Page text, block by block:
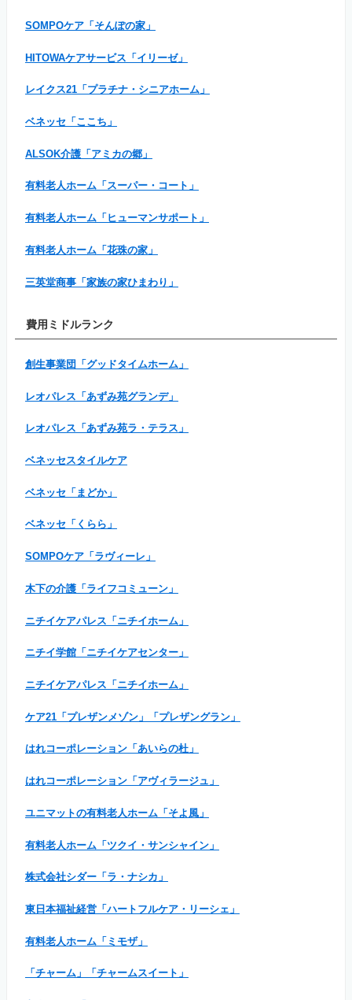
SOMPOケア「そんぽの家」
HITOWAケアサービス「イリーゼ」
レイクス21「プラチナ・シニアホーム」
ベネッセ「ここち」
ALSOK介護「アミカの郷」
有料老人ホーム「スーパー・コート」
有料老人ホーム「ヒューマンサポート」
有料老人ホーム「花珠の家」
三英堂商事「家族の家ひまわり」
費用ミドルランク
創生事業団「グッドタイムホーム」
レオパレス「あずみ苑グランデ」
レオパレス「あずみ苑ラ・テラス」
ベネッセスタイルケア
ベネッセ「まどか」
ベネッセ「くらら」
SOMPOケア「ラヴィーレ」
木下の介護「ライフコミューン」
ニチイケアパレス「ニチイホーム」
ニチイ学館「ニチイケアセンター」
ニチイケアパレス「ニチイホーム」
ケア21「プレザンメゾン」「プレザングラン」
はれコーポレーション「あいらの杜」
はれコーポレーション「アヴィラージュ」
ユニマットの有料老人ホーム「そよ風」
有料老人ホーム「ツクイ・サンシャイン」
株式会社シダー「ラ・ナシカ」
東日本福祉経営「ハートフルケア・リーシェ」
有料老人ホーム「ミモザ」
「チャーム」「チャームスイート」